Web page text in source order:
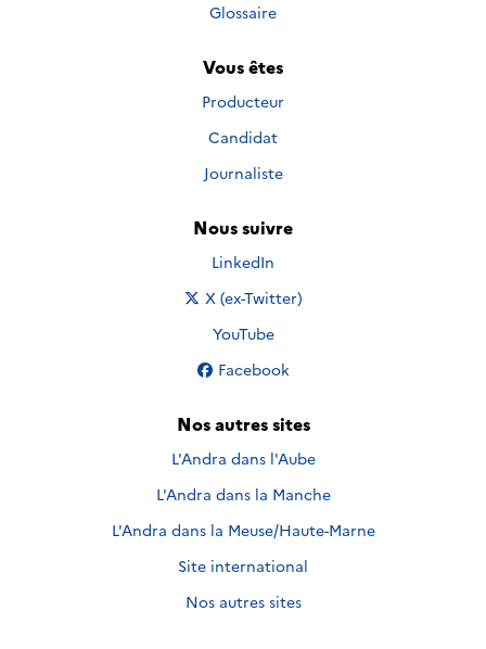
Glossaire
Vous êtes
Producteur
Candidat
Journaliste
Nous suivre
Nous suivre sur
LinkedIn
Nous suivre sur
X (ex-Twitter)
Nous suivre sur
YouTube
Nous suivre sur
Facebook
Nos autres sites
L'Andra dans l'Aube
L'Andra dans la Manche
L'Andra dans la Meuse/Haute-Marne
Site international
Nos autres sites